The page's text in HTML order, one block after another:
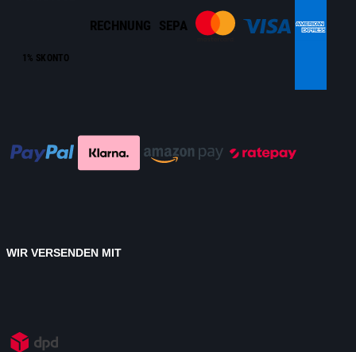
1% SKONTO
RECHNUNG SEPA
WIR VERSENDEN MIT